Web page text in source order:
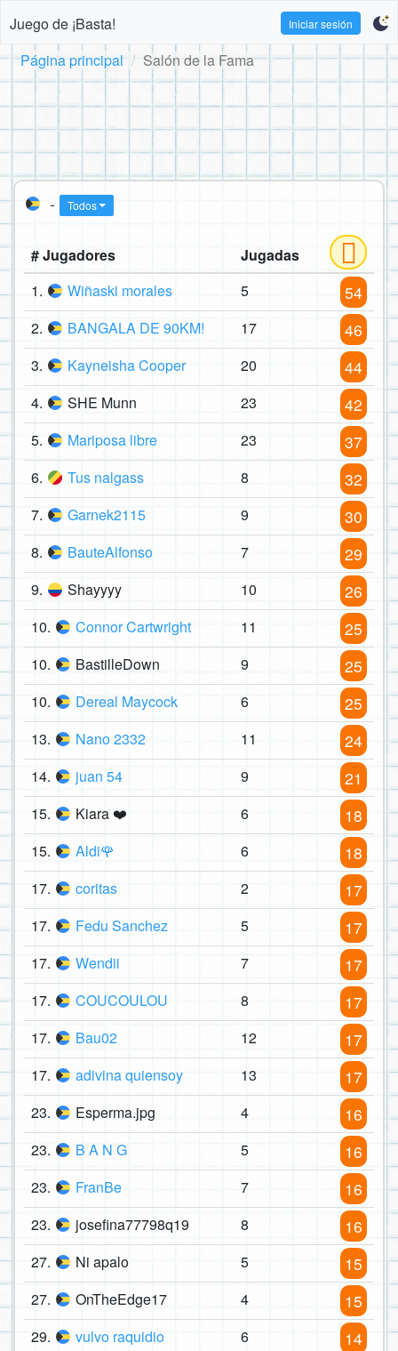
Juego de ¡Basta! Iniciar sesión
Página principal Salón de la Fama
- Todos
# Jugadores
Jugadas
1.
Wiñaski morales 5 54
2. BANGALA DE 90KM! 17 46
3. Kayneisha Cooper 20 44
4. SHE Munn 23 42
5. Mariposa libre 23 37
6. Tus nalgass 8 32
7. Garnek2115 9 30
8. BauteAlfonso 7 29
9. Shayyyy 10 26
10. Connor Cartwright 11 25
10. BastilleDown 9 25
10. Dereal Maycock 6 25
13. Nano 2332 11 24
14. juan 54 9 21
15. Kiara ❤️ 6 18
15. Aldi🌹 6 18
17. coritas 2 17
17. Fedu Sanchez 5 17
17. Wendii 7 17
17. COUCOULOU 8 17
17. Bau02 12 17
17. adivina quiensoy 13 17
23. Esperma.jpg 4 16
23. B A N G 5 16
23. FranBe 7 16
23. josefina77798q19 8 16
27. Ni apalo 5 15
27. OnTheEdge17 4 15
29. vulvo raquidio 6 14